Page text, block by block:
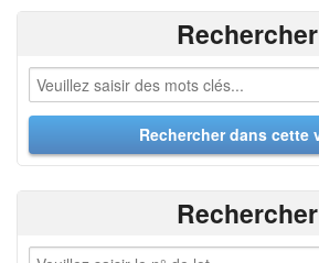
Rechercher
Rechercher